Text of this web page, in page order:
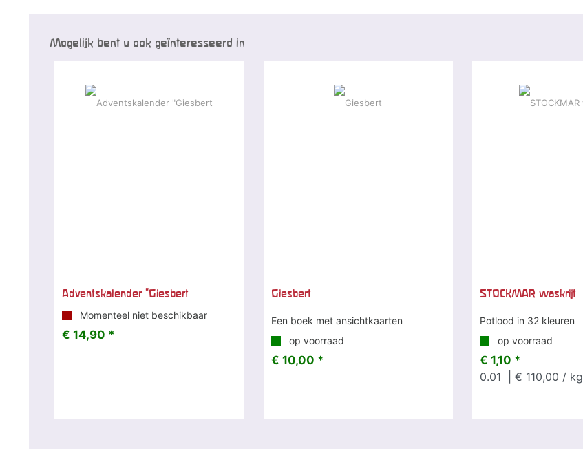
Mogelijk bent u ook geïnteresseerd in
Adventskalender "Giesbert
Momenteel niet beschikbaar
€ 14,90 *
Giesbert
Een boek met ansichtkaarten
op voorraad
€ 10,00 *
STOCKMAR waskrijt
Potlood in 32 kleuren
op voorraad
€ 1,10 *
0.01
| € 110,00 / kg